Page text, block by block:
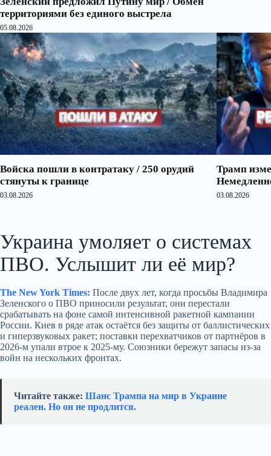
территориями без единого выстрела
05.08.2026
Войска пошли в контратаку / 250 орудий
стянуты к границе
03.08.2026
Трамп
03.08.2026
Украина умоляет о системах
ПВО. Услышит ли её мир?
The New York Times: После двух лет, когда просьбы Владимира
Зеленского о ПВО приносили результат, они перестали
срабатывать на фоне самой интенсивной ракетной кампании
России. Киев в ряде атак остаётся без защиты от баллистических
и гиперзвуковых ракет; поставки перехватчиков от партнёров в
2026‑м упали втрое к 2025‑му. Союзники бережут запасы из‑за
войн на нескольких фронтах.
Читайте также: Шанс Трампа на мир в Украине
реален. Но он не продлится.